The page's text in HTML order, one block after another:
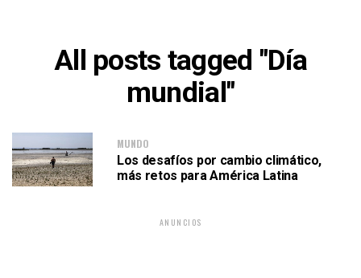
All posts tagged "Día
mundial"
MUNDO
Los desafíos por cambio climático,
más retos para América Latina
ANUNCIOS